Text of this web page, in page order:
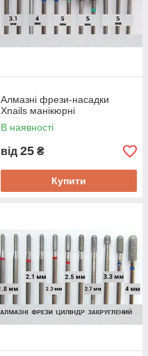
Алмазні фрези-насадки
Xnails манікюрні
В наявності
від 25 ₴
Купити